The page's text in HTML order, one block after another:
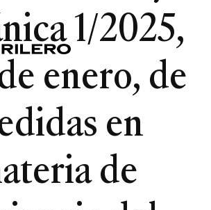
1/2025,
enero, de
en
de